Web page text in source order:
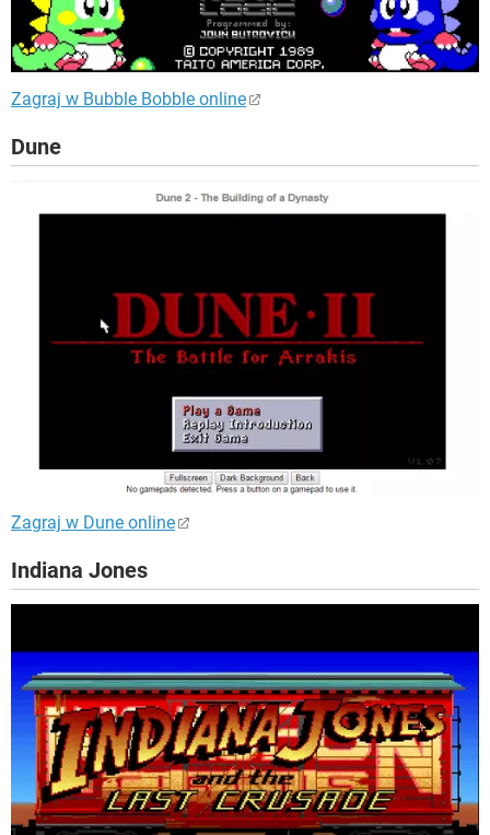
Zagraj w Bubble Bobble online
Dune
Zagraj w Dune online
Indiana Jones